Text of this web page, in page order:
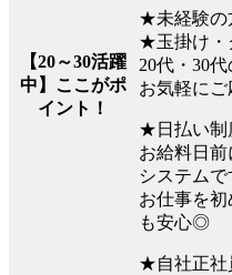
【20～30活躍
中】ここがポ
イント！
★未経験の
★玉掛け・
20代・30代
お気軽にご
★日払い制
お給料日
システムで
お仕事を
も安心◎
★自社正社